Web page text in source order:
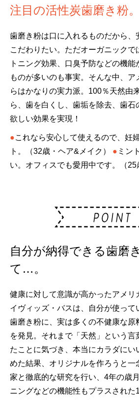
注目の活性炭歯磨き粉。
歯磨き粉は口に入れるものだから、
こだわりたい。ただオーガニックで
トニング効果、口臭予防などの機能
ものが多いのも事実。そんな中、ア
らはかなりの実力派。100％天然由
ら、歯を白くし、歯垢を除去、歯石
欲しい効果を実現！
●これなら安心して使えるので、妊
ト。（32歳・ヘア&メイク）
● ミン
い。オフィスでも愛用中です。（25
自分が納得できる歯磨
て…。
健康に対して意識が高かったアメリ
イヴィッズ・バスは、自分が使って
歯磨き粉に、実は多くの不健康な原
を発見。それまで「天然」という言
たことに気づき、本当にカラダにい
めた結果、オリジナルを作ろうと一
家と徹底的な研究を行い、4年の歳
ニングなどの機能性もプラスされた